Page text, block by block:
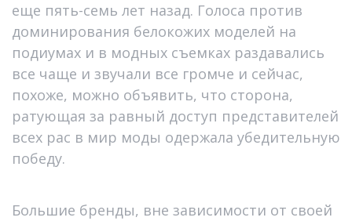
еще пять-семь лет назад. Голоса против
доминирования белокожих моделей на
подиумах и в модных съемках раздавались
все чаще и звучали все громче и сейчас,
похоже, можно объявить, что сторона,
ратующая за равный доступ представителей
всех рас в мир моды одержала убедительную
победу.
Большие бренды, вне зависимости от своей